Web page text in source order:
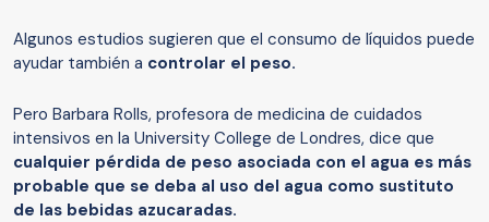
Algunos estudios sugieren que el consumo de líquidos puede
ayudar también a controlar el peso.
Pero Barbara Rolls, profesora de medicina de cuidados
intensivos en la University College de Londres, dice que
cualquier pérdida de peso asociada con el agua es más
probable que se deba al uso del agua como sustituto
de las bebidas azucaradas.